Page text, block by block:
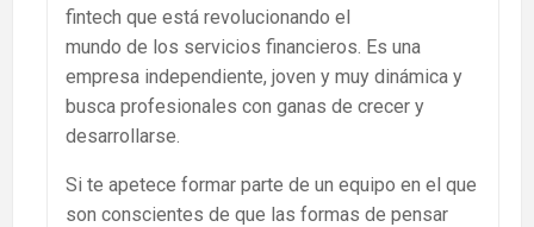
fintech que está revolucionando el
mundo de los servicios financieros. Es una
empresa independiente, joven y muy dinámica y
busca profesionales con ganas de crecer y
desarrollarse.
Si te apetece formar parte de un equipo en el que
son conscientes de que las formas de pensar